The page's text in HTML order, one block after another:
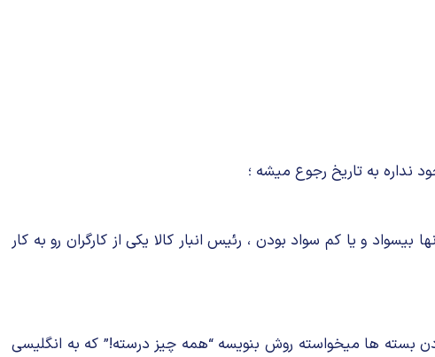
بیسواد و یا کم سواد بودن ، رئیس انبار کالا یکی از کارگران رو به کار
ها میخواسته روش بنویسه “همه چیز درسته!” که به انگلیسی